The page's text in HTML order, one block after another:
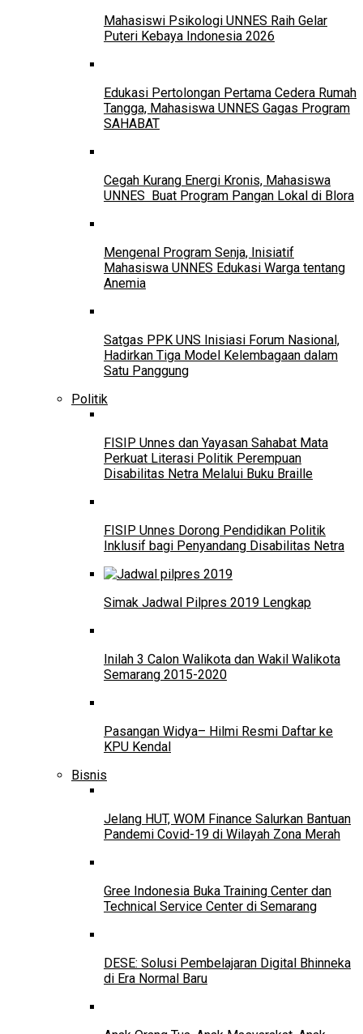
Mahasiswi Psikologi UNNES Raih Gelar
Puteri Kebaya Indonesia 2026
Edukasi Pertolongan Pertama Cedera Rumah
Tangga, Mahasiswa UNNES Gagas Program
SAHABAT
Cegah Kurang Energi Kronis, Mahasiswa
UNNES Buat Program Pangan Lokal di Blora
Mengenal Program Senja, Inisiatif
Mahasiswa UNNES Edukasi Warga tentang
Anemia
Satgas PPK UNS Inisiasi Forum Nasional,
Hadirkan Tiga Model Kelembagaan dalam
Satu Panggung
Politik
FISIP Unnes dan Yayasan Sahabat Mata
Perkuat Literasi Politik Perempuan
Disabilitas Netra Melalui Buku Braille
FISIP Unnes Dorong Pendidikan Politik
Inklusif bagi Penyandang Disabilitas Netra
Simak Jadwal Pilpres 2019 Lengkap
Inilah 3 Calon Walikota dan Wakil Walikota
Semarang 2015-2020
Pasangan Widya– Hilmi Resmi Daftar ke
KPU Kendal
Bisnis
Jelang HUT, WOM Finance Salurkan Bantuan
Pandemi Covid-19 di Wilayah Zona Merah
Gree Indonesia Buka Training Center dan
Technical Service Center di Semarang
DESE: Solusi Pembelajaran Digital Bhinneka
di Era Normal Baru